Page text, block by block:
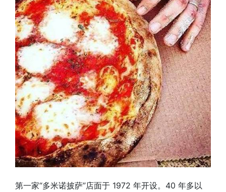
第一家“多米诺披萨”店面于 1972 年开设。40 年多以